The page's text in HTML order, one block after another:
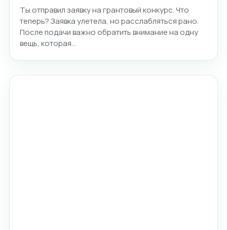
Ты отправил заявку на грантовый конкурс. Что
теперь? Заявка улетела, но расслабляться рано.
После подачи важно обратить внимание на одну
вещь, которая…